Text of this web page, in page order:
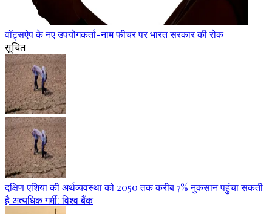
वॉट्सऐप के नए उपयोगकर्ता-नाम फीचर पर भारत सरकार की रोक
सूचित
दक्षिण एशिया की अर्थव्यवस्था को 2050 तक करीब 7% नुकसान पहुंचा सकती
है अत्यधिक गर्मी: विश्व बैंक